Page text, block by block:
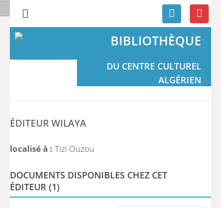
BIBLIOTHÈQUE
DU CENTRE CULTUREL
ALGÉRIEN
ÉDITEUR WILAYA
localisé à : Tizi Ouzou
DOCUMENTS DISPONIBLES CHEZ CET
ÉDITEUR (1)